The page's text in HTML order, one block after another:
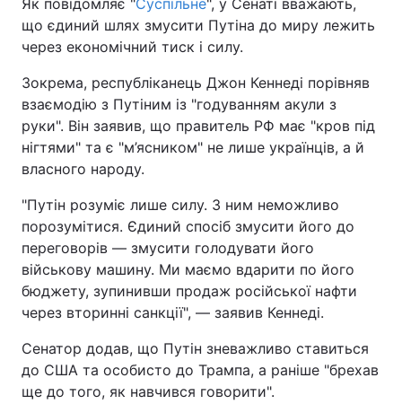
що єдиний шлях змусити Путіна до миру лежить
через економічний тиск і силу.
Зокрема, республіканець Джон Кеннеді порівняв
взаємодію з Путіним із "годуванням акули з
руки". Він заявив, що правитель РФ має "кров під
нігтями" та є "м’ясником" не лише українців, а й
власного народу.
"Путін розуміє лише силу. З ним неможливо
порозумітися. Єдиний спосіб змусити його до
переговорів — змусити голодувати його
військову машину. Ми маємо вдарити по його
бюджету, зупинивши продаж російської нафти
через вторинні санкції", — заявив Кеннеді.
Сенатор додав, що Путін зневажливо ставиться
до США та особисто до Трампа, а раніше "брехав
ще до того, як навчився говорити".